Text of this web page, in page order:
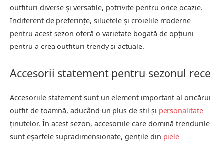
outfituri diverse și versatile, potrivite pentru orice ocazie.
Indiferent de preferințe, siluetele și croielile moderne
pentru acest sezon oferă o varietate bogată de opțiuni
pentru a crea outfituri trendy și actuale.
Accesorii statement pentru sezonul rece
Accesoriile statement sunt un element important al oricărui
outfit de toamnă, aducând un plus de stil și personalitate
ținutelor. În acest sezon, accesoriile care domină trendurile
sunt eșarfele supradimensionate, gențile din piele